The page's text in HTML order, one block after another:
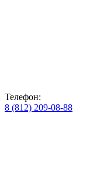
Телефон:
8 (812) 209-08-88